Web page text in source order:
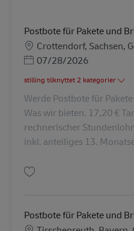
Postbote für Pakete und
Lokation
Crottendorf, Sachsen,
Posted Date
07/28/2026
stilling tilknyttet 2 kategorier
Werde Postbote für
Was wir bieten. 17,20 €
rechnerischer
inkl. anteiliges 13.
Postbote für Pakete und